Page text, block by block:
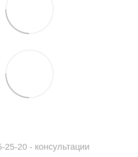
25-20 - консультации